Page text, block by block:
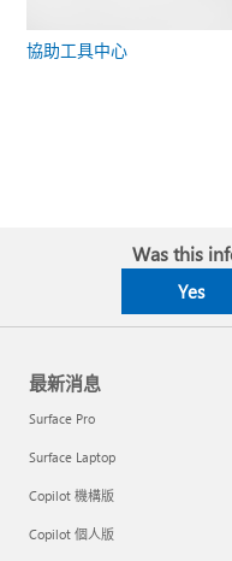
協助工具中心
Was this
Yes
最新消息
Surface Pro
Surface Laptop
Copilot 機構版
Copilot 個人版